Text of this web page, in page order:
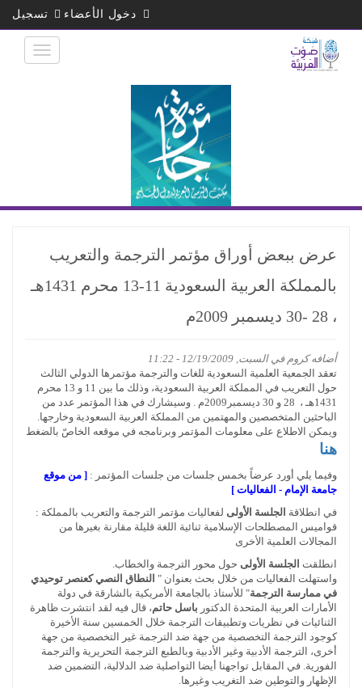
الرئيسي
دخول الأعضاء تسجيل
عرض ببعض أوراق مؤتمر الترجمة والتعريب
بالمملكة العربية السعودية 11-13 محرم 1431هـ
، 28 -30 ديسمبر 2009م
أضافهكروم في السبت, 12/19/2009 - 11:22
تعقد الجمعية العلمية السعودية للغات والترجمة مؤتمرها الدولي الثالث
حول التعريب في المملكة العربية السعودية، وذلك ما بين 11 و 13 محرم
1431هـ ، 28 و 30 ديسمبر2009م . وسيشارك في هذا المؤتمر عدد من
الباحثين المتخصصين والمهتمين من المملكة العربية السعودية وخارجها.
ويمكن الاطلاع على معلومات المؤتمر وبرنامجه في موقعه الخاصّ بالضغط
هنا
وفيما يلي أورد عرضاً بخمس جلسات من جلسات المؤتمر : [ من موقع
جامعة الإمام - الفعاليات ]
في انطلاقة الجلسة الأولى لفعاليات مؤتمر الترجمة والتعريب بالمملكة :
قواميس المصطلحات الإسلامية ثنائية اللغة قليلة مقارنة بغيرها من
المجالات العلمية الأخرى
انطلقت الجلسة الأولى حول محور الترجمة والخطاب.
واستهلت الفعاليات من خلال بحث بعنوان " النطاق النصي كعنصر توحيدي
في ممارسة الترجمة" للأستاذ بالجامعة الأمريكية بالشارقة في دولة
الأمارات العربية المتحدة الدكتور باسل حاتم، قال فيه لقد انتشرت ظاهرة
الثنائيات في نظريات وتطبيقات الترجمة خلال الخمسين سنة الأخيرة
كوجود الترجمة التخصصية من جهة ضد الترجمة غير التخصصية من جهة
أخرى، الترجمة الأدبية وغير الأدبية وبالطبع الترجمة التحريرية والترجمة
الفورية. في المقابل تواجهنا أيضا التواصلية ضد الدلالية، التضمين ضد
الإظهار والتوطين ضد التغريب وغيرها.